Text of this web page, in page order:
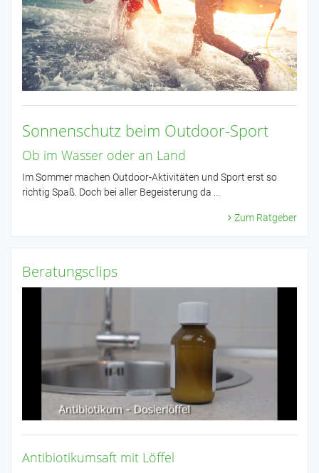
Sonnenschutz beim Outdoor-Sport
Ob im Wasser oder an Land
Im Sommer machen Outdoor-Aktivitäten und Sport erst so
richtig Spaß. Doch bei aller Begeisterung da ...
Zum Ratgeber
Beratungsclips
Antibiotikumsaft mit Löffel